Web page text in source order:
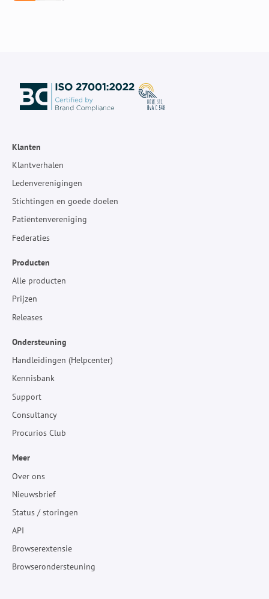
Klanten
Klantverhalen
Ledenverenigingen
Stichtingen en goede doelen
Patiëntenvereniging
Federaties
Producten
Alle producten
Prijzen
Releases
Ondersteuning
Handleidingen (Helpcenter)
Kennisbank
Support
Consultancy
Procurios Club
Meer
Over ons
Nieuwsbrief
Status / storingen
API
Browserextensie
Browserondersteuning